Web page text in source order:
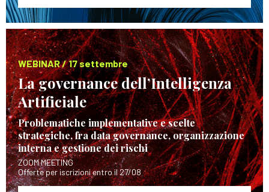
WEBINAR / 17 settembre
La governance dell’Intelligenza
Artificiale
Problematiche implementative e scelte
strategiche, fra data governance, organizzazione
interna e gestione dei rischi
ZOOM MEETING
Offerte per iscrizioni entro il 27/08